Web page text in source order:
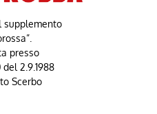
supplemento
presso
2.9.1988
Scerbo